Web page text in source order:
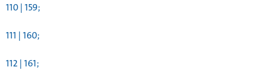
110 | 159;
111 | 160;
112 | 161;